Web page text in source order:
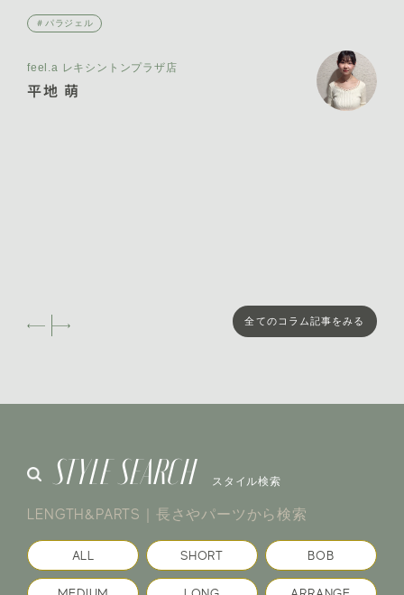
＃パラジェル
feel.a レキシントンプラザ店
平地 萌
全てのコラム記事をみる
STYLE SEARCH スタイル検索
LENGTH&PARTS｜長さやパーツから検索
ALL SHORT BOB